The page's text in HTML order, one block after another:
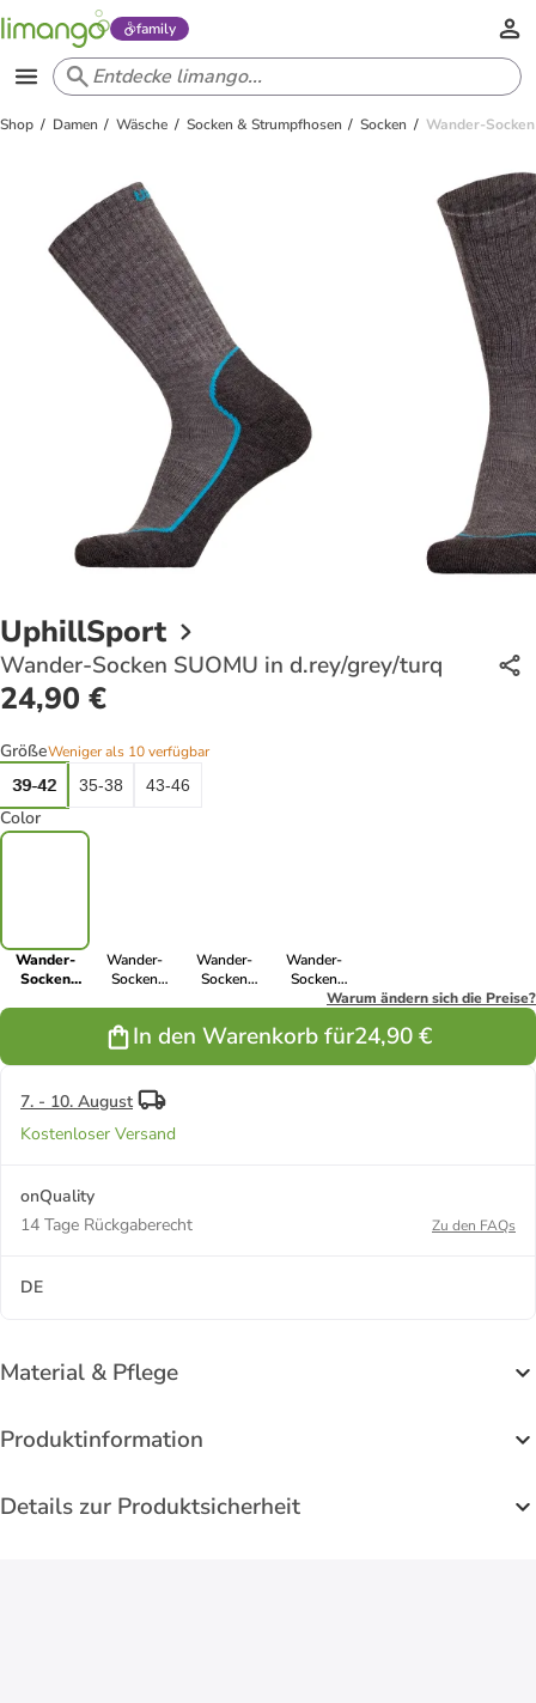
family
Shop Damen Wäsche Socken & Strumpfhosen Socken Wander-
UphillSport
Wander-Socken SUOMU in d.rey/grey/turq
24,90 €
GrößeWeniger als 10 verfügbar
39-42
35-38 43-46
Color
Wander-
Socken
d.rey/grey/turq
Wander-
Socken
Wander-
Socken
Wander-
Socken
SUOMU inWarum ändern sich die Preise?
In den Warenkorb für24,90 €
7. - 10. August
Kostenloser Versand
onQuality
14 Tage Rückgaberecht
Zu den FAQs
DE
Material & Pflege
Produktinformation
Details zur Produktsicherheit